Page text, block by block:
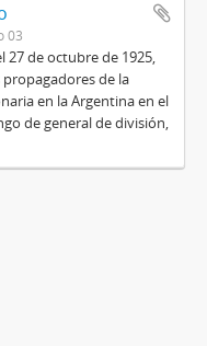
03
27 de octubre de 1925,
propagadores de la
en la Argentina en el
de general de división,